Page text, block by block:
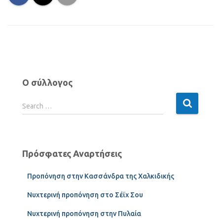
Ο σύλλογος
Search …
Πρόσφατες Αναρτήσεις
Προπόνηση στην Κασσάνδρα της Χαλκιδικής
Νυχτερινή προπόνηση στο Σέϊχ Σου
Νυχτερινή προπόνηση στην Πυλαία